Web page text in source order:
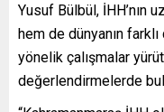
Yusuf Bülbül, İHH’nın
hem de dünyanın
yönelik çalışmalar
değerlendirmelerde